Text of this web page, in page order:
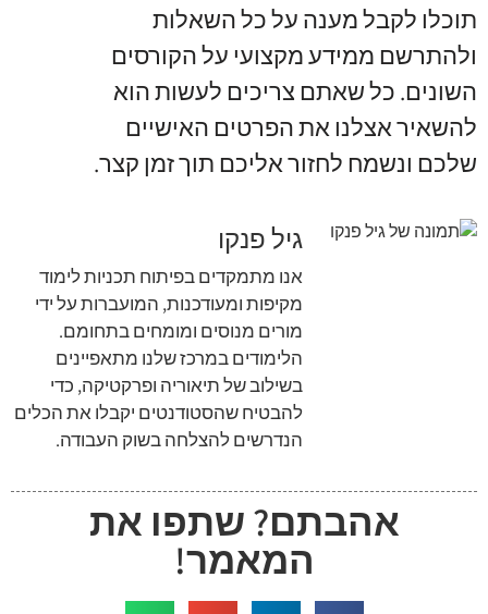
תוכלו לקבל מענה על כל השאלות
ולהתרשם ממידע מקצועי על הקורסים
השונים. כל שאתם צריכים לעשות הוא
להשאיר אצלנו את הפרטים האישיים
שלכם ונשמח לחזור אליכם תוך זמן קצר.
גיל פנקו
אנו מתמקדים בפיתוח תכניות לימוד
מקיפות ומעודכנות, המועברות על ידי
מורים מנוסים ומומחים בתחומם.
הלימודים במרכז שלנו מתאפיינים
בשילוב של תיאוריה ופרקטיקה, כדי
להבטיח שהסטודנטים יקבלו את הכלים
הנדרשים להצלחה בשוק העבודה.
אהבתם? שתפו את
המאמר!